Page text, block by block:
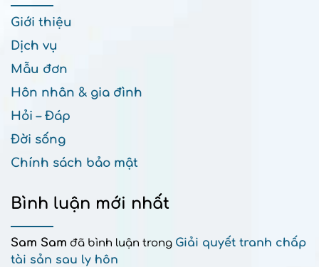
Giới thiệu
Dịch vụ
Mẫu đơn
Hôn nhân & gia đình
Hỏi – Đáp
Đời sống
Chính sách bảo mật
Bình luận mới nhất
Sam Sam đã bình luận trong Giải quyết tranh chấp
tài sản sau ly hôn